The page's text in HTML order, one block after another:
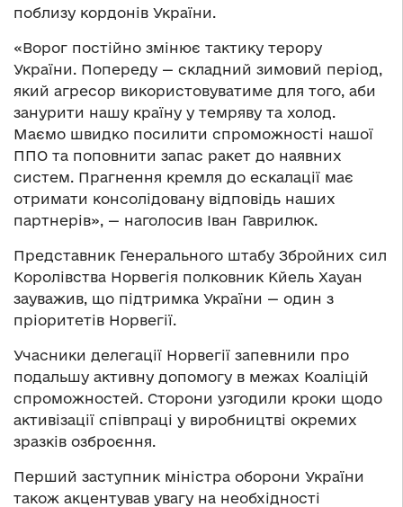
поблизу кордонів України.
«Ворог постійно змінює тактику терору
України. Попереду — складний зимовий період,
який агресор використовуватиме для того, аби
занурити нашу країну у темряву та холод.
Маємо швидко посилити спроможності нашої
ППО та поповнити запас ракет до наявних
систем. Прагнення кремля до ескалації має
отримати консолідовану відповідь наших
партнерів», — наголосив Іван Гаврилюк.
Представник Генерального штабу Збройних сил
Королівства Норвегія полковник Кйель Хауан
зауважив, що підтримка України — один з
пріоритетів Норвегії.
Учасники делегації Норвегії запевнили про
подальшу активну допомогу в межах Коаліцій
спроможностей. Сторони узгодили кроки щодо
активізації співпраці у виробництві окремих
зразків озброєння.
Перший заступник міністра оборони України
також акцентував увагу на необхідності